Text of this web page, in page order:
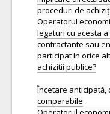
proceduri de
Operatorul
legaturi cu acesta
contractante sau
participat In orice
achizitii publice?
Încetare
comparabile